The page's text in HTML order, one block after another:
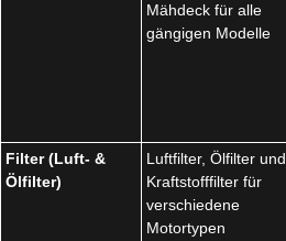
Mähdeck für alle
gängigen Modelle
Filter (Luft- &
Ölfilter)
Luftfilter, Ölfilter und
Kraftstofffilter für
verschiedene
Motortypen